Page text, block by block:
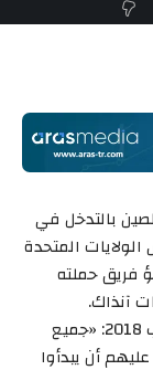
بالتدخل في
المتحدة
فريق حملته
وكتب ترمب على تويتر السبت 18 أغسطس/آب 2018: «جميع
أن يبدأوا